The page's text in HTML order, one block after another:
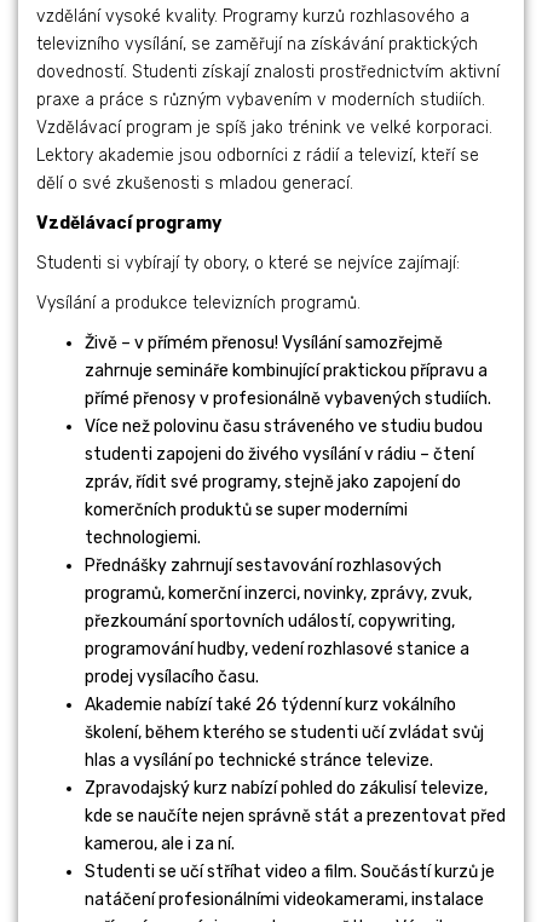
vzdělání vysoké kvality. Programy kurzů rozhlasového a
televizního vysílání, se zaměřují na získávání praktických
dovedností. Studenti získají znalosti prostřednictvím aktivní
praxe a práce s různým vybavením v moderních studiích.
Vzdělávací program je spíš jako trénink ve velké korporaci.
Lektory akademie jsou odborníci z rádií a televizí, kteří se
dělí o své zkušenosti s mladou generací.
Vzdělávací programy
Studenti si vybírají ty obory, o které se nejvíce zajímají:
Vysílání a produkce televizních programů.
Živě – v přímém přenosu! Vysílání samozřejmě
zahrnuje semináře kombinující praktickou přípravu a
přímé přenosy v profesionálně vybavených studiích.
Více než polovinu času stráveného ve studiu budou
studenti zapojeni do živého vysílání v rádiu – čtení
zpráv, řídit své programy, stejně jako zapojení do
komerčních produktů se super moderními
technologiemi.
Přednášky zahrnují sestavování rozhlasových
programů, komerční inzerci, novinky, zprávy, zvuk,
přezkoumání sportovních událostí, copywriting,
programování hudby, vedení rozhlasové stanice a
prodej vysílacího času.
Akademie nabízí také 26 týdenní kurz vokálního
školení, během kterého se studenti učí zvládat svůj
hlas a vysílání po technické stránce televize.
Zpravodajský kurz nabízí pohled do zákulisí televize,
kde se naučíte nejen správně stát a prezentovat před
kamerou, ale i za ní.
Studenti se učí stříhat video a film. Součástí kurzů je
natáčení profesionálními videokamerami, instalace